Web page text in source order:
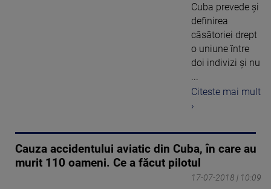
Cuba prevede şi
definirea
căsătoriei drept
o uniune între
doi indivizi şi nu
...
Citeste mai mult
›
Cauza accidentului aviatic din Cuba, în care au
murit 110 oameni. Ce a făcut pilotul
17-07-2018 | 10:09